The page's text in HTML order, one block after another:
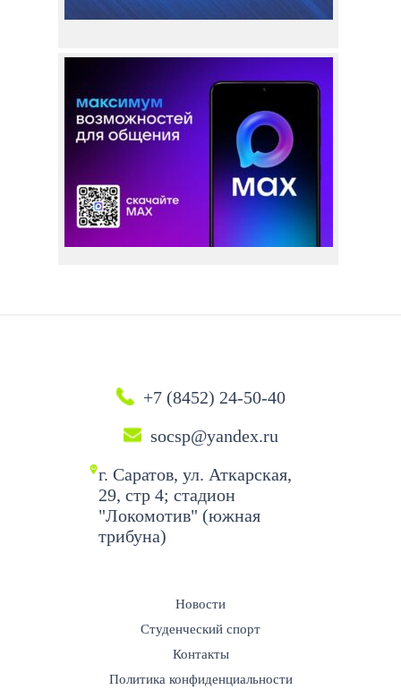
+7 (8452) 24-50-40
socsp@yandex.ru
г. Саратов, ул. Аткарская,
29, стр 4; стадион
"Локомотив" (южная
трибуна)
Новости
Студенческий спорт
Контакты
Политика конфиденциальности